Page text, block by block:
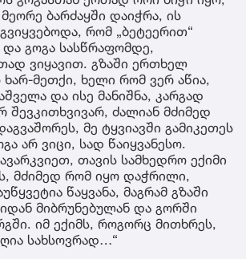
ბარძაყში დაიჭრა, ის
რომ „ბეტეერით“
და გოგა სასწრაფომდე,
ვიყავით. გზაში ერთხელ
მეთქი, ხელი რომ ვერ აწია,
და ისე მანიშნა, კარგად
შევკითხვივარ, ძალიან მძიმედ
მე ტყვიავში გამიკეთეს
არ ვიცი, სად წაიყვანესო.
თავის სამხედრო ექიმი
მძიმედ რომ იყო დაჭრილი,
წაყვანა, მაგრამ გზაში
მიბრუნებულან და გორში
იმ ექიმს, როგორც მითხრეს,
სახსოვრად…“